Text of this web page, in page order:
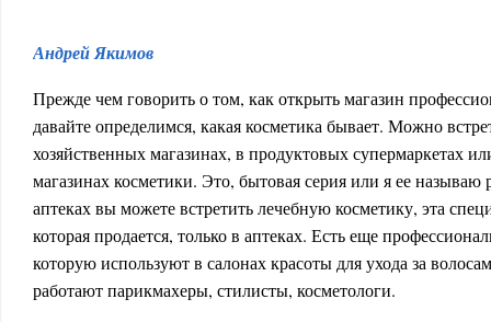
Андрей Якимов
Прежде чем говорить о том, как открыть магазин
давайте определимся, какая косметика бывает. Можно
хозяйственных магазинах, в продуктовых супермаркетах
магазинах косметики. Это, бытовая серия или я ее называю
аптеках вы можете встретить лечебную косметику, эта
которая продается, только в аптеках. Есть еще
которую используют в салонах красоты для ухода за
работают парикмахеры, стилисты, косметологи.